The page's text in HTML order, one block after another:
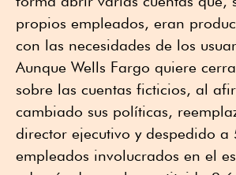
propios empleados, eran
con las necesidades de los
Aunque Wells Fargo quiere
sobre las cuentas ficticios, al
cambiado sus políticas,
director ejecutivo y despedido a
empleados involucrados en el